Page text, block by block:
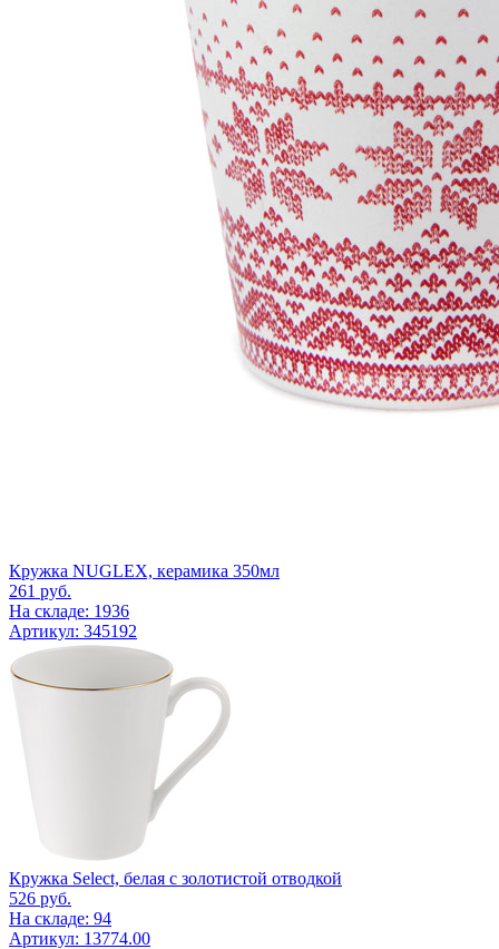
Кружка NUGLEX, керамика 350мл
261 руб.
На складе: 1936
Артикул: 345192
Кружка Select, белая с золотистой отводкой
526 руб.
На складе: 94
Артикул: 13774.00